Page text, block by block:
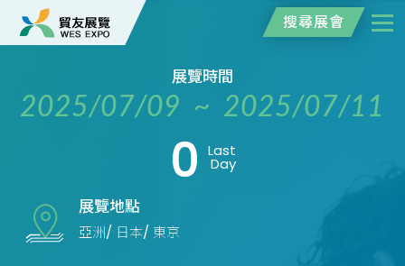
搜尋展會
展覽時間
2025/07/09 ~ 2025/07/11
0 Last
Day
展覽地點
亞洲/ 日本/ 東京